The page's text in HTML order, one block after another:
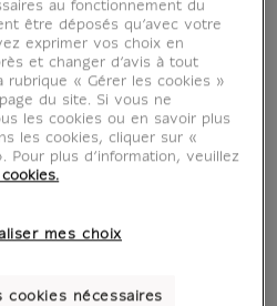
zoom produit
au fonctionnement du
être déposés qu’avec votre
exprimer vos choix en
et changer d’avis à tout
rubrique « Gérer les cookies »
du site. Si vous ne
les cookies ou en savoir plus
les cookies, cliquer sur «
Pour plus d’information, veuillez
mes choix
cookies nécessaires